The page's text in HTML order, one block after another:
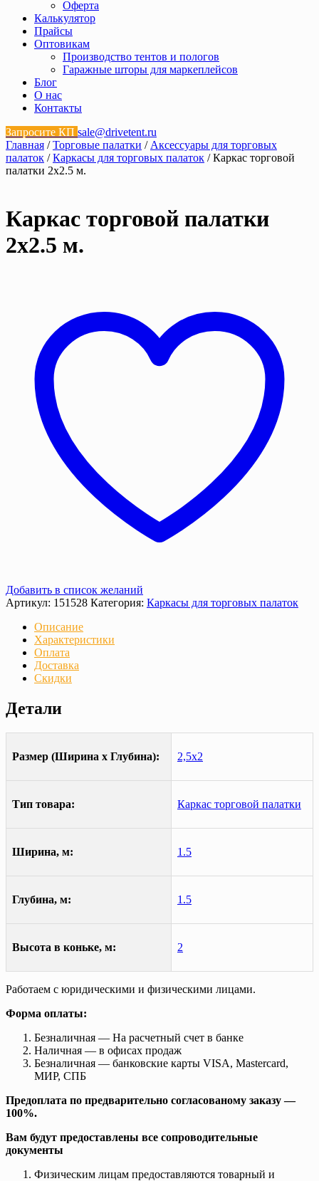
Оферта
Калькулятор
Прайсы
Оптовикам
Производство тентов и пологов
Гаражные шторы для маркеплейсов
Блог
О нас
Контакты
Запросите КП sale@drivetent.ru
Главная /Торговые палатки /Аксессуары для торговых
палаток /Каркасы для торговых палаток / Каркас торговой
палатки 2х2.5 м.
Каркас торговой палатки
2х2.5 м.
Добавить в список желаний
Артикул: 151528 Категория: Каркасы для торговых палаток
Описание
Характеристики
Оплата
Доставка
Скидки
Детали
Размер (Ширина х Глубина): 2,5х2
Тип товара: Каркас торговой палатки
Ширина, м: 1.5
Глубина, м: 1.5
Высота в коньке, м: 2
Работаем с юридическими и физическими лицами.
Форма оплаты:
Безналичная — На расчетный счет в банке
Наличная — в офисах продаж
Безналичная — банковские карты VISA, Mastercard,
МИР, СПБ
Предоплата по предварительно согласованому заказу —
100%.
Вам будут предоставлены все сопроводительные
документы
Физическим лицам предоставляются товарный и